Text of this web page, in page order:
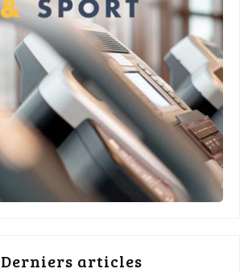
Derniers articles